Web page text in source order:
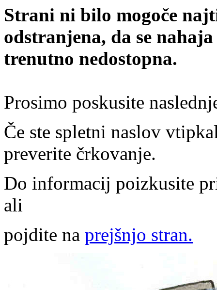
Strani ni bilo mogoče
odstranjena, da se
trenutno nedostopna.
Prosimo poskusite
Če ste spletni naslov
preverite črkovanje.
Do informacij poizkusite
ali
pojdite na prejšnjo stran.